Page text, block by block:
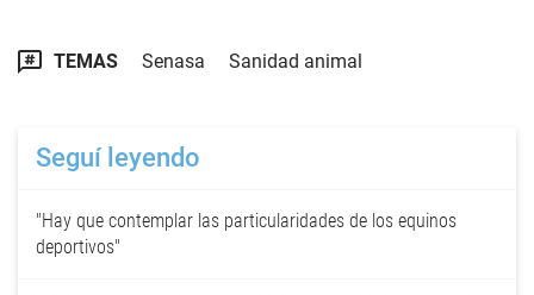
TEMAS Senasa Sanidad animal
Seguí leyendo
"Hay que contemplar las particularidades de los equinos
deportivos"